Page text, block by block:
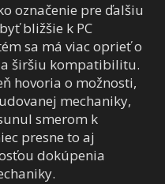
označenie pre ďalšiu
bližšie k PC
sa má viac oprieť o
širšiu kompatibilitu.
hovoria o možnosti,
mechaniky,
smerom k
presne to aj
dokúpenia